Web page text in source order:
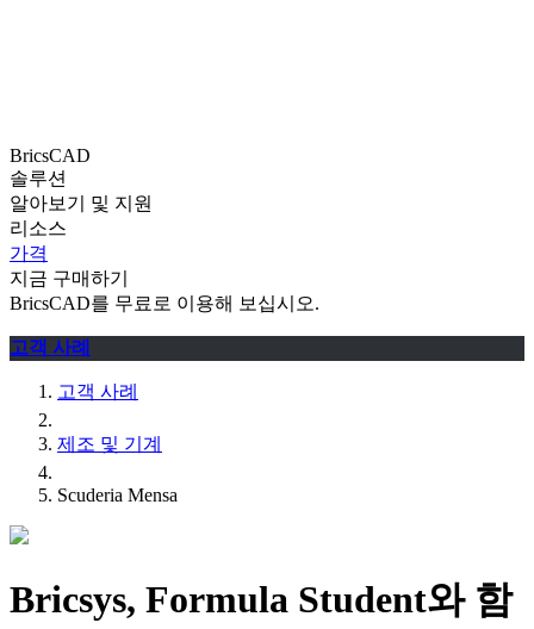
BricsCAD
솔루션
알아보기 및 지원
리소스
가격
지금 구매하기
BricsCAD를 무료로 이용해 보십시오.
고객 사례
고객 사례
제조 및 기계
Scuderia Mensa
Bricsys, Formula Student와 함